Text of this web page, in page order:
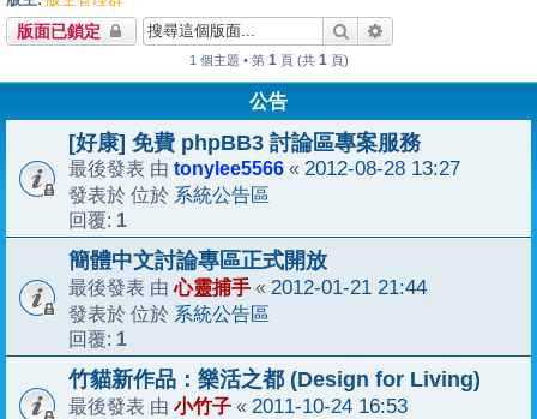
版面已鎖定 搜尋
1 個主題 • 第 1 頁 (共 1 頁)
公告
[好康] 免費 phpBB3 討論區專案服務
最後發表 由 tonylee5566 « 2012-08-28 13:27
發表於 位於 系統公告區
回覆: 1
簡體中文討論專區正式開放
最後發表 由心靈捕手 « 2012-01-21 21:44
發表於 位於 系統公告區
回覆: 1
竹貓新作品：樂活之都 (Design for Living)
最後發表 由 小竹子 « 2011-10-24 16:53